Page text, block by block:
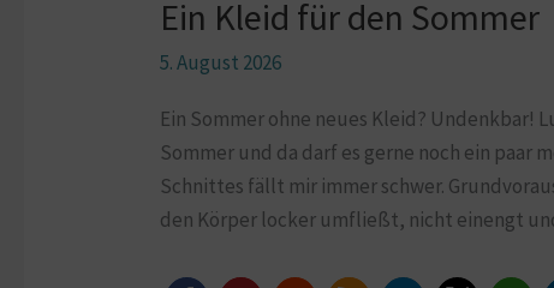
Ein Kleid für den Sommer
5. August 2026
Ein Sommer ohne neues Kleid? Undenkbar!
Sommer und da darf es gerne noch ein paar
Schnittes fällt mir immer schwer.
den Körper locker umfließt, nicht einengt